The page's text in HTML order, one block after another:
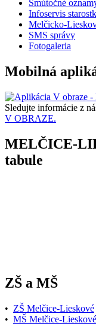
Smútočné
Infoservis
Melčicko-
SMS správy
Fotogaleria
Mobilná
Sledujte informácie z
V OBRAZE.
MELČICE-
tabule
ZŠ a MŠ
• ZŠ Melčice-Lieskové
• MŠ Melčice-Lieskové